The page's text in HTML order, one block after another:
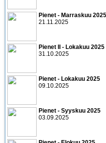
Pienet - Marraskuu 2025
21.11.2025
Pienet II - Lokakuu 2025
31.10.2025
Pienet - Lokakuu 2025
09.10.2025
Pienet - Syyskuu 2025
03.09.2025